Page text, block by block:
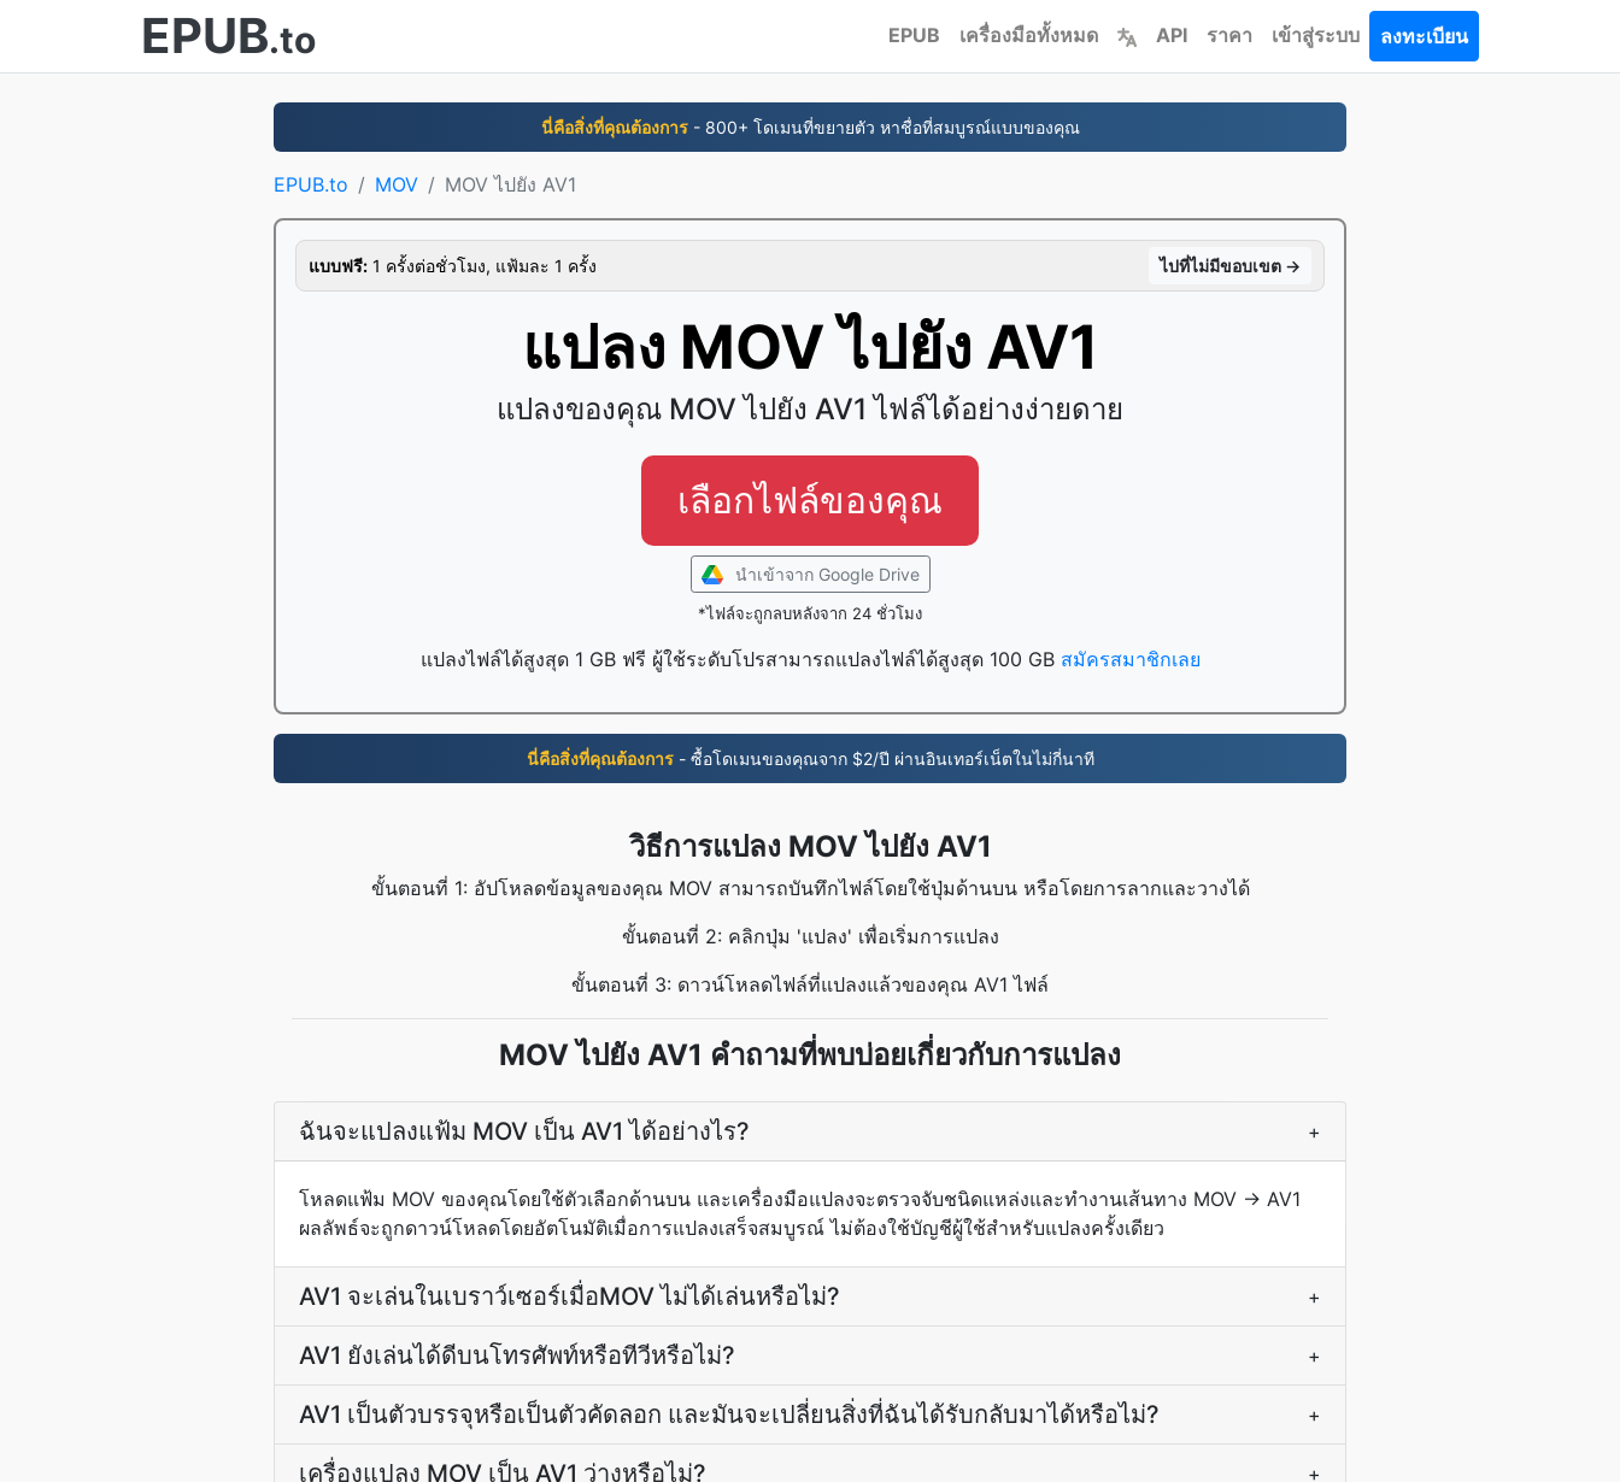
EPUB.to EPUB เครื่องมือทั้งหมด API ราคา เข้าสู่ระบบ ลงทะเบียน
นี่คือสิ่งที่คุณต้องการ- 800+ โดเมนที่ขยายตัว หาชื่อที่สมบูรณ์แบบของคุณ
EPUB.to MOV MOV ไปยัง AV1
แบบฟรี: 1 ครั้งต่อชั่วโมง, แฟ้มละ 1 ครั้ง ไปที่ไม่มีขอบเขต →
แปลง MOV ไปยัง AV1
แปลงของคุณ MOV ไปยัง AV1 ไฟล์ได้อย่างง่ายดาย
เลือกไฟล์ของคุณ
นำเข้าจาก Google Drive
*ไฟล์จะถูกลบหลังจาก 24 ชั่วโมง
แปลงไฟล์ได้สูงสุด 1 GB ฟรี ผู้ใช้ระดับโปรสามารถแปลงไฟล์ได้สูงสุด 100 GB สมัครสมาชิกเลย
นี่คือสิ่งที่คุณต้องการ- ซื้อโดเมนของคุณจาก $2/ปี ผ่านอินเทอร์เน็ตในไม่กี่นาที
วิธีการแปลง MOV ไปยัง AV1
ขั้นตอนที่ 1: อัปโหลดข้อมูลของคุณ MOV สามารถบันทึกไฟล์โดยใช้ปุ่มด้านบน หรือโดยการลากและวางได้
ขั้นตอนที่ 2: คลิกปุ่ม 'แปลง' เพื่อเริ่มการแปลง
ขั้นตอนที่ 3: ดาวน์โหลดไฟล์ที่แปลงแล้วของคุณ AV1 ไฟล์
MOV ไปยัง AV1 คำถามที่พบบ่อยเกี่ยวกับการแปลง
ฉันจะแปลงแฟ้ม MOV เป็น AV1 ได้อย่างไร? +
โหลดแฟ้ม MOV ของคุณโดยใช้ตัวเลือกด้านบน และเครื่องมือแปลงจะตรวจจับชนิดแหล่งและทำงานเส้นทาง MOV → AV1
ผลลัพธ์จะถูกดาวน์โหลดโดยอัตโนมัติเมื่อการแปลงเสร็จสมบูรณ์ ไม่ต้องใช้บัญชีผู้ใช้สำหรับแปลงครั้งเดียว
AV1 จะเล่นในเบราว์เซอร์เมื่อMOV ไม่ได้เล่นหรือไม่? +
AV1 ยังเล่นได้ดีบนโทรศัพท์หรือทีวีหรือไม่? +
AV1 เป็นตัวบรรจุหรือเป็นตัวคัดลอก และมันจะเปลี่ยนสิ่งที่ฉันได้รับกลับมาได้หรือไม่? +
เครื่องแปลง MOV เป็น AV1 ว่างหรือไม่? +